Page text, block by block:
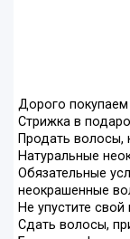
Дорого
Стрижка в
Продать волосы,
Hатуральные
Обязательные
неокрашенные
Не упустите
Сдать волосы,